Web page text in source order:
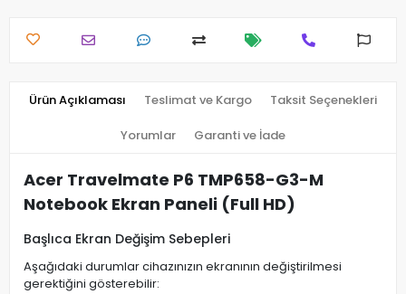
Ürün Açıklaması Teslimat ve Kargo Taksit Seçenekleri
Yorumlar Garanti ve İade
Acer Travelmate P6 TMP658-G3-M
Notebook Ekran Paneli (Full HD)
Başlıca Ekran Değişim Sebepleri
Aşağıdaki durumlar cihazınızın ekranının değiştirilmesi
gerektiğini gösterebilir: